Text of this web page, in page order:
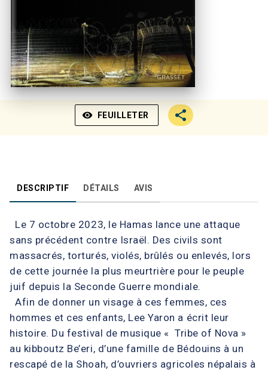
visibility FEUILLETER
DESCRIPTIF DÉTAILS AVIS
Le 7 octobre 2023, le Hamas lance une attaque
sans précédent contre Israël. Des civils sont
massacrés, torturés, violés, brûlés ou enlevés, lors
de cette journée la plus meurtrière pour le peuple
juif depuis la Seconde Guerre mondiale.
Afin de donner un visage à ces femmes, ces
hommes et ces enfants, Lee Yaron a écrit leur
histoire. Du festival de musique « Tribe of Nova »
au kibboutz Be’eri, d’une famille de Bédouins à un
rescapé de la Shoah, d’ouvriers agricoles népalais à